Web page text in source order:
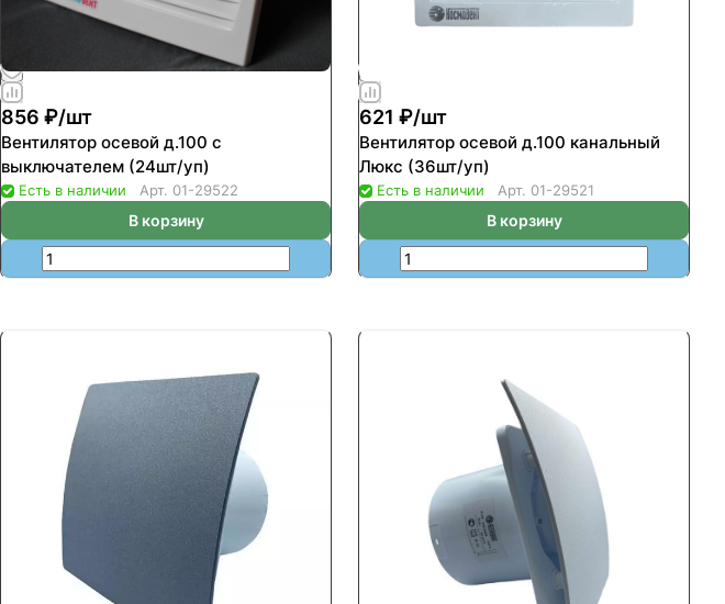
856 ₽/шт
Вентилятор осевой д.100 с
выключателем (24шт/уп)
Есть в наличии Арт. 01-29522
В корзину
621 ₽/шт
Вентилятор осевой д.100 канальный
Люкс (36шт/уп)
Есть в наличии Арт. 01-29521
В корзину